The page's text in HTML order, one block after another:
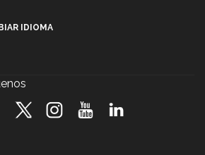
robótica FIRST 2026! (video)
IDIOMA